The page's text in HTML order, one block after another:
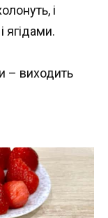
і
ягідами.
– виходить